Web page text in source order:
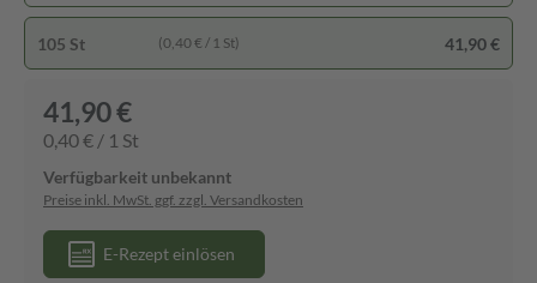
105 St (0,40 € / 1 St) 41,90 €
41,90 €
0,40 € / 1 St
Verfügbarkeit unbekannt
Preise inkl. MwSt. ggf. zzgl. Versandkosten
E-Rezept einlösen